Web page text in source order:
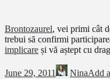
Brontozaurel, vei primi cât
trebui să confirmi
implicare și vă aștept cu
June 29, 2011 NinaAdd